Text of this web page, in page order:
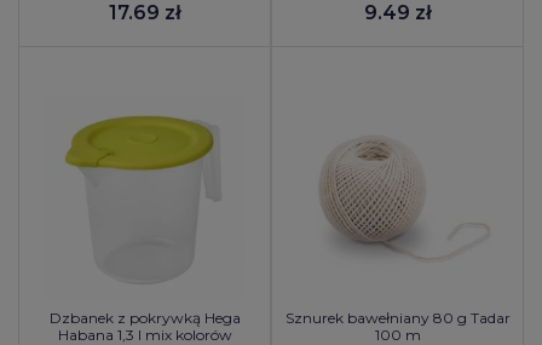
17.69 zł 9.49 zł
Dzbanek z pokrywką Hega
Habana 1,3 l mix kolorów
Sznurek bawełniany 80 g Tadar
100 m